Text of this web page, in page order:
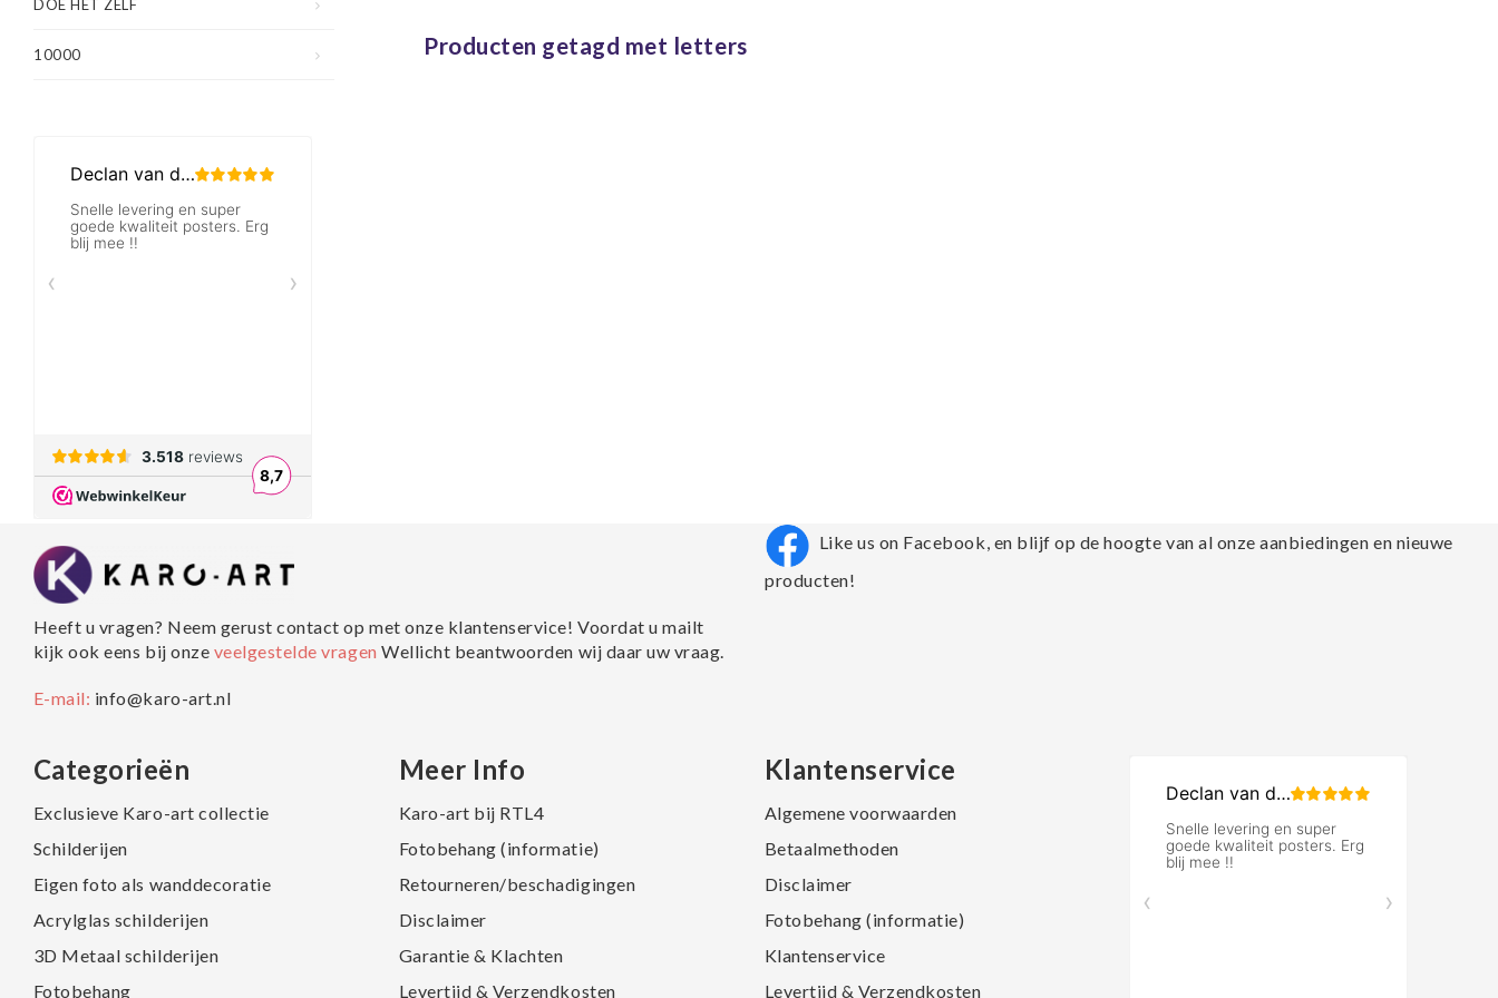
DOE HET ZELF
10000 Producten getagd met letters
Heeft u vragen? Neem gerust contact op met onze klantenservice! Voordat u mailt
kijk ook eens bij onze veelgestelde vragenWellicht beantwoorden wij daar uw vraag.
E-mail: info@karo-art.nl
Like us on Facebook, en blijf op de hoogte van al onze aanbiedingen en nieuwe
producten!
Categorieën
Exclusieve Karo-art collectie
Schilderijen
Eigen foto als wanddecoratie
Acrylglas schilderijen
3D Metaal schilderijen
Fotobehang
Meer Info
Karo-art bij RTL4
Fotobehang (informatie)
Retourneren/beschadigingen
Disclaimer
Garantie & Klachten
Levertijd & Verzendkosten
Klantenservice
Algemene voorwaarden
Betaalmethoden
Disclaimer
Fotobehang (informatie)
Klantenservice
Levertijd & Verzendkosten